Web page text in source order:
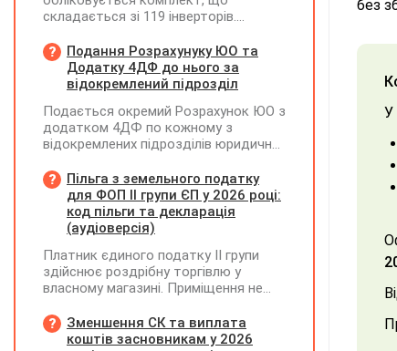
без
У
речових прав на нерухоме майно
лише 01.04.2024 р. Як оскаржити ППР,
січень – березень 2024 року?
складається зі 119 інверторів.
грудні 2024 року, при його придбанні
було сформовано ПК з ПДВ. У червні
2026 року один з інверторів вийшов з
2026 року підприємство придбало
новий інвертор і власними силами
встановило його замість
операції в бухобліку та які виникають
наслідки з ПДВ?
Подання Розрахунуку ЮО та
Додатку 4ДФ до нього за
відокремлений підрозділ
Подається окремий Розрахунок ЮО з
додатком 4ДФ по кожному з
відокремлених підрозділів юридичної
нараховувати, утримувати і
сплачувати (перераховувати)
податок на доходи фізичних осіб до
бюджету
Пільга з земельного податку
для ФОП ІІ групи ЄП у 2026 році:
код пільги та декларація
(аудіоверсія)
Платник єдиного податку ІІ групи
здійснює роздрібну торгівлю у
власному магазині. Приміщення не
земельну ділянку має як ФОП. Як
правильно застосувати пільгу з
Зменшення СК та виплата
коштів засновникам у 2026